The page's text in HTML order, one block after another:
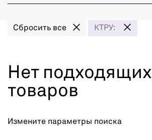
Сбросить все КТРУ:
Нет подходящих
товаров
Измените параметры поиска